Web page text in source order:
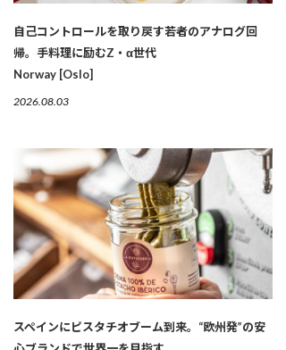
自己コントロールを取り戻す若者のアナログ回
帰。手料理に励むZ・α世代
Norway [Oslo]
2026.08.03
スペインにピスタチオブーム到来。“欧州発”の安